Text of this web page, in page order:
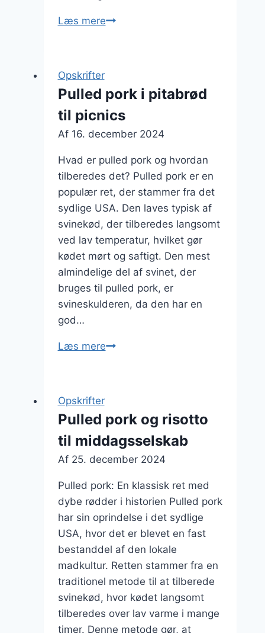
Læs merePulled
haven
Opskrifter
Pulled pork i pitabrød
til picnics
Af 16. december 2024
Hvad er pulled pork og hvordan
tilberedes det? Pulled pork er en
populær ret, der stammer fra det
sydlige USA. Den laves typisk af
svinekød, der tilberedes langsomt
ved lav temperatur, hvilket gør
kødet mørt og saftigt. Den mest
almindelige del af svinet, der
bruges til pulled pork, er
svineskulderen, da den har en
god…
Læs merePulled
picnics
Opskrifter
Pulled pork og risotto
til middagsselskab
Af 25. december 2024
Pulled pork: En klassisk ret med
dybe rødder i historien Pulled pork
har sin oprindelse i det sydlige
USA, hvor det er blevet en fast
bestanddel af den lokale
madkultur. Retten stammer fra en
traditionel metode til at tilberede
svinekød, hvor kødet langsomt
tilberedes over lav varme i mange
timer. Denne metode gør, at